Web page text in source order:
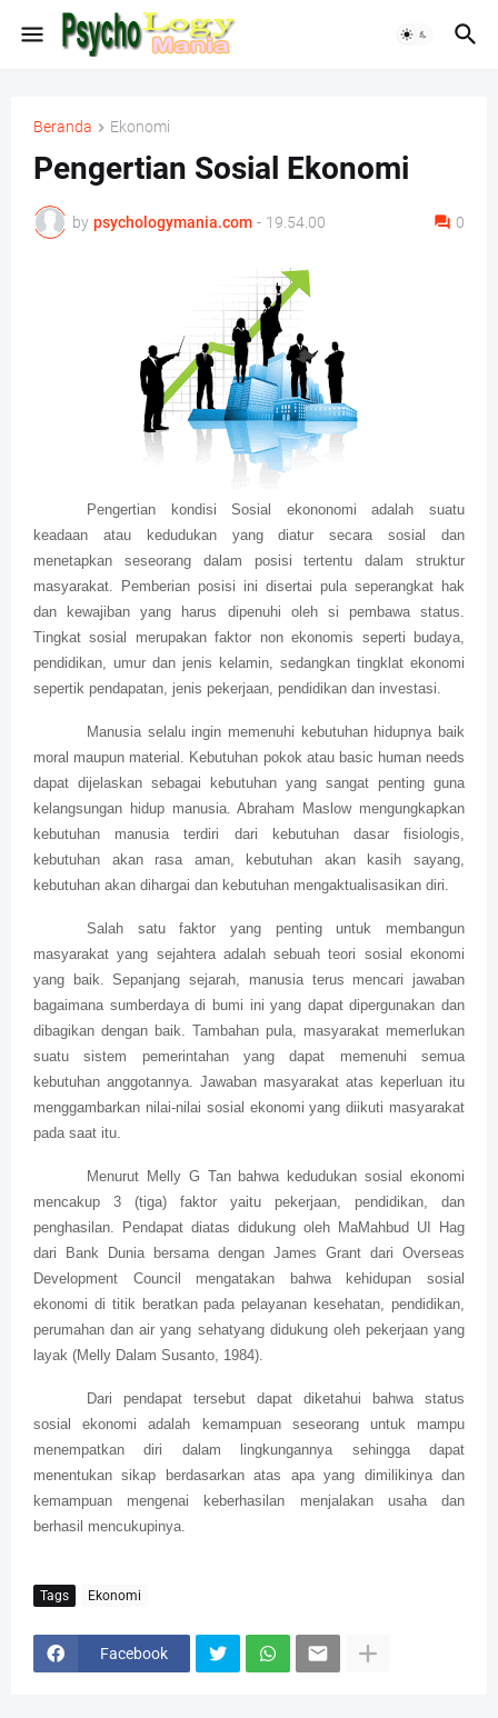
Beranda Ekonomi
Pengertian Sosial Ekonomi
by psychologymania.com - 19.54.00 0
Pengertian kondisi Sosial ekononomi adalah suatu
keadaan atau kedudukan yang diatur secara sosial dan
menetapkan seseorang dalam posisi tertentu dalam struktur
masyarakat. Pemberian posisi ini disertai pula seperangkat hak
dan kewajiban yang harus dipenuhi oleh si pembawa status.
Tingkat sosial merupakan faktor non ekonomis seperti budaya,
pendidikan, umur dan jenis kelamin, sedangkan tingklat ekonomi
sepertik pendapatan, jenis pekerjaan, pendidikan dan investasi.
Manusia selalu ingin memenuhi kebutuhan hidupnya baik
moral maupun material. Kebutuhan pokok atau basic human needs
dapat dijelaskan sebagai kebutuhan yang sangat penting guna
kelangsungan hidup manusia. Abraham Maslow mengungkapkan
kebutuhan manusia terdiri dari kebutuhan dasar fisiologis,
kebutuhan akan rasa aman, kebutuhan akan kasih sayang,
kebutuhan akan dihargai dan kebutuhan mengaktualisasikan diri.
Salah satu faktor yang penting untuk membangun
masyarakat yang sejahtera adalah sebuah teori sosial ekonomi
yang baik. Sepanjang sejarah, manusia terus mencari jawaban
bagaimana sumberdaya di bumi ini yang dapat dipergunakan dan
dibagikan dengan baik. Tambahan pula, masyarakat memerlukan
suatu sistem pemerintahan yang dapat memenuhi semua
kebutuhan anggotannya. Jawaban masyarakat atas keperluan itu
menggambarkan nilai-nilai sosial ekonomi yang diikuti masyarakat
pada saat itu.
Menurut Melly G Tan bahwa kedudukan sosial ekonomi
mencakup 3 (tiga) faktor yaitu pekerjaan, pendidikan, dan
penghasilan. Pendapat diatas didukung oleh MaMahbud UI Hag
dari Bank Dunia bersama dengan James Grant dari Overseas
Development Council mengatakan bahwa kehidupan sosial
ekonomi di titik beratkan pada pelayanan kesehatan, pendidikan,
perumahan dan air yang sehatyang didukung oleh pekerjaan yang
layak (Melly Dalam Susanto, 1984).
Dari pendapat tersebut dapat diketahui bahwa status
sosial ekonomi adalah kemampuan seseorang untuk mampu
menempatkan diri dalam lingkungannya sehingga dapat
menentukan sikap berdasarkan atas apa yang dimilikinya dan
kemampuan mengenai keberhasilan menjalakan usaha dan
berhasil mencukupinya.
Tags Ekonomi
Facebook